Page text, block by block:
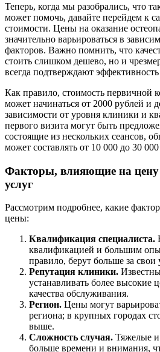
Теперь, когда мы разобрались, что
может помочь, давайте перейдем к
стоимости. Цены на оказание
значительно варьироваться в
факторов. Важно помнить, что
стоить слишком дешево, но и
всегда подтверждают
Как правило, стоимость первичной
может начинаться от 2000 рублей и
зависимости от уровня клиники и
первого визита могут быть
состоящие из нескольких сеансов,
может составлять от 10 000 до 30
Факторы, влияющие на цену
услуг
Рассмотрим подробнее, какие
цены:
Квалификация специалиста.
квалификацией и большим
правило, берут больше за свои
Репутация клиники.
устанавливать более высокие
качества обслуживания.
Регион. Цены могут
региона; в крупных городах
выше.
Сложность случая. Тяжелые
больше времени и внимания,